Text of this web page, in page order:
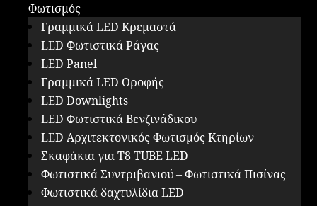
Φωτισμός
Γραμμικά LED Κρεμαστά
LED Φωτιστικά Ράγας
LED Panel
Γραμμικά LED Οροφής
LED Downlights
LED Φωτιστικά Βενζινάδικου
LED Αρχιτεκτονικός Φωτισμός Κτηρίων
Σκαφάκια για Τ8 ΤUBE LED
Φωτιστικά Συντριβανιού – Φωτιστικά Πισίνας
Φωτιστικά δαχτυλίδια LED